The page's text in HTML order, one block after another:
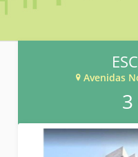
Avenidas